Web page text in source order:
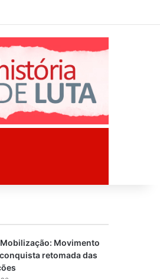
Mobilização: Movimento
retomada das